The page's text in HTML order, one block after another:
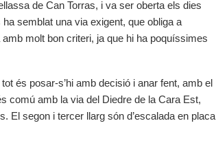
de Can Torras, i va ser oberta els dies
semblat una via exigent, que obliga a
molt bon criteri, ja que hi ha poquíssimes
és posar-s’hi amb decisió i anar fent, amb el
comú amb la via del Diedre de la Cara Est,
El segon i tercer llarg són d’escalada en placa